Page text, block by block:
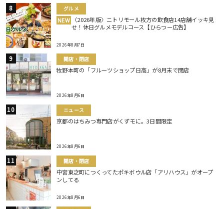
グルメ
NEW 〈2026年版〉ニトリモール枚方の飲食店14店舗イッキ見
せ！休日グルメモデルコース【ひらつー広告】
2026年8月7日
開店・閉店
牧野本町の「フルーツショップ日高」が8月末で閉店
2026年8月6日
ニュース
京都のはちみつ専門店がくずモに。3日間限定
2026年8月6日
開店・閉店
中宮東之町につくってたポキボウル店「アリハウス」がオープ
ンしてる
2026年8月6日